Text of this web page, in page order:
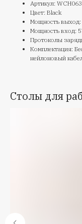
Артикул:
Цвет: Black
Мощность выход:
Мощность вход:
Протоколы
Комплектация:
нейлоновый
Столы для